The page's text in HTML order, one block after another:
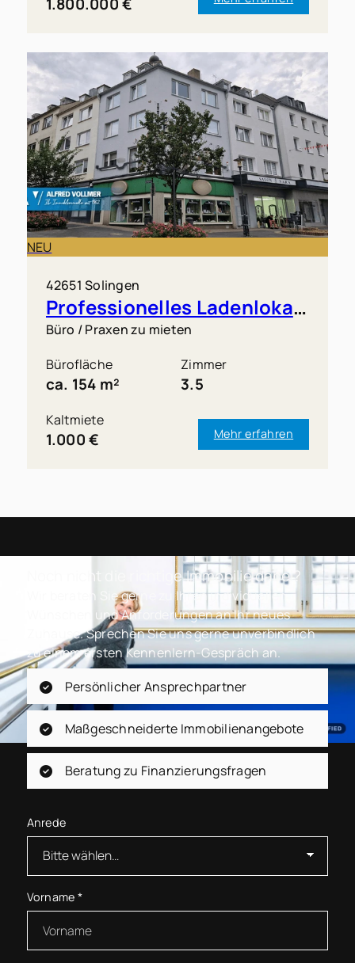
NEU
42651 Solingen
Professionelles Ladenlokal in Solingen-Mitte
Büro / Praxen zu mieten
Bürofläche
ca. 154 m²
Zimmer
3.5
Kaltmiete
1.000 € Mehr erfahren
Noch nicht die richtige Immobilie dabei?
Wir beraten Sie gerne zu Ihren individuellen
Wünschen und Anforderungen an Ihr neues
Zuhause. Sprechen Sie uns gerne unverbindlich
zu einem ersten Kennenlern-Gespräch an.
Persönlicher Ansprechpartner
Maßgeschneiderte Immobilienangebote
Beratung zu Finanzierungsfragen
Anrede
Vorname *